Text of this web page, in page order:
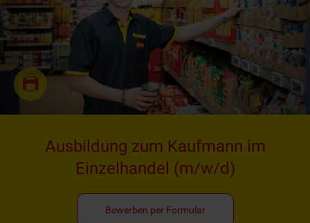
Ausbildung zum Kaufmann im
Einzelhandel (m/w/d)
Bewerben per Formular